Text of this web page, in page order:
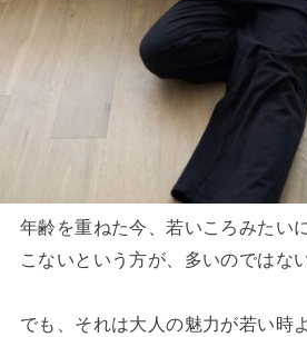
年齢を重ねた今、若いころみたい
こないという方が、多いのではな
でも、それは大人の魅力が若い時